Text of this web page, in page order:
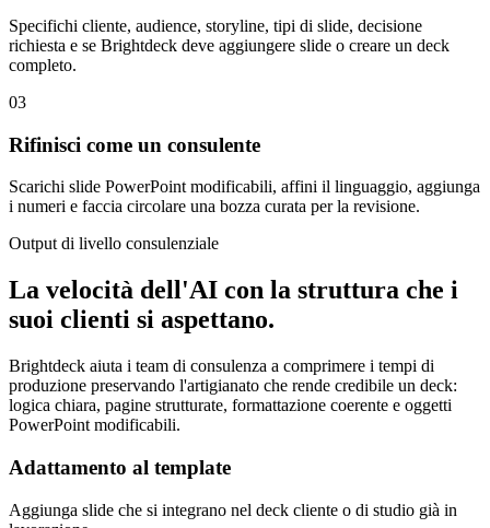
Specifichi cliente, audience, storyline, tipi di slide, decisione
richiesta e se Brightdeck deve aggiungere slide o creare un deck
completo.
03
Rifinisci come un consulente
Scarichi slide PowerPoint modificabili, affini il linguaggio, aggiunga
i numeri e faccia circolare una bozza curata per la revisione.
Output di livello consulenziale
La velocità dell'AI con la struttura che i
suoi clienti si aspettano.
Brightdeck aiuta i team di consulenza a comprimere i tempi di
produzione preservando l'artigianato che rende credibile un deck:
logica chiara, pagine strutturate, formattazione coerente e oggetti
PowerPoint modificabili.
Adattamento al template
Aggiunga slide che si integrano nel deck cliente o di studio già in